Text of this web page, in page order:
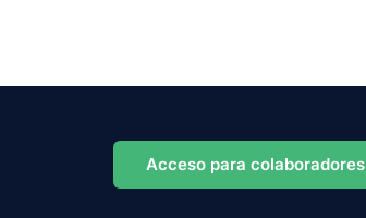
Acceso para colaboradores